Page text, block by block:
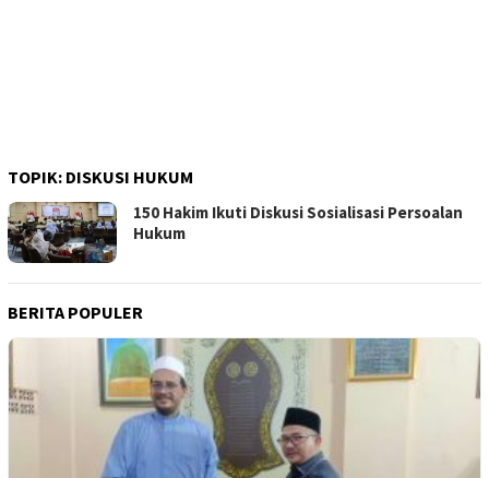
TOPIK: DISKUSI HUKUM
150 Hakim Ikuti Diskusi Sosialisasi Persoalan
Hukum
BERITA POPULER